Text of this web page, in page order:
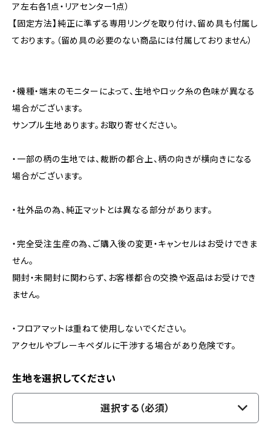
ア左右各1点・リアセンター1点）
【固定方法】純正に準ずる専用リングを取り付け、留め具も付属し
ております。（留め具の必要のない商品には付属しておりません）
・機種・端末のモニターによって、生地やロック糸の色味が異なる
場合がございます。
サンプル生地あります。お取り寄せください。
・一部の柄の生地では、裁断の都合上、柄の向きが横向きになる
場合がございます。
・社外品の為、純正マットとは異なる部分があります。
・完全受注生産の為、ご購入後の変更・キャンセルはお受けできま
せん。
開封・未開封に関わらず、お客様都合の交換や返品はお受けでき
ません。
・フロアマットは重ねて使用しないでください。
アクセルやブレーキペダルに干渉する場合があり危険です。
生地を選択してください
選択する（必須）